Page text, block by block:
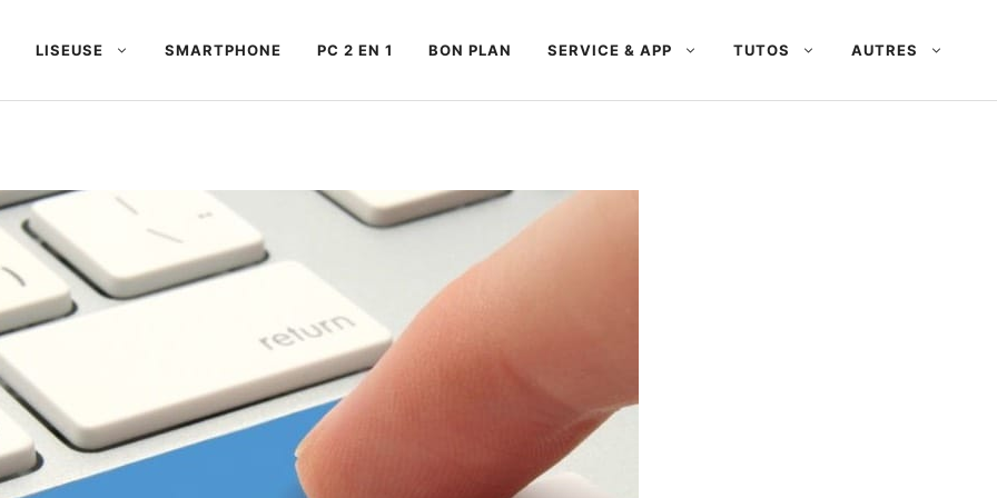
LISEUSE SMARTPHONE PC 2 EN 1 BON PLAN SERVICE & APP TUTOS AUTRES